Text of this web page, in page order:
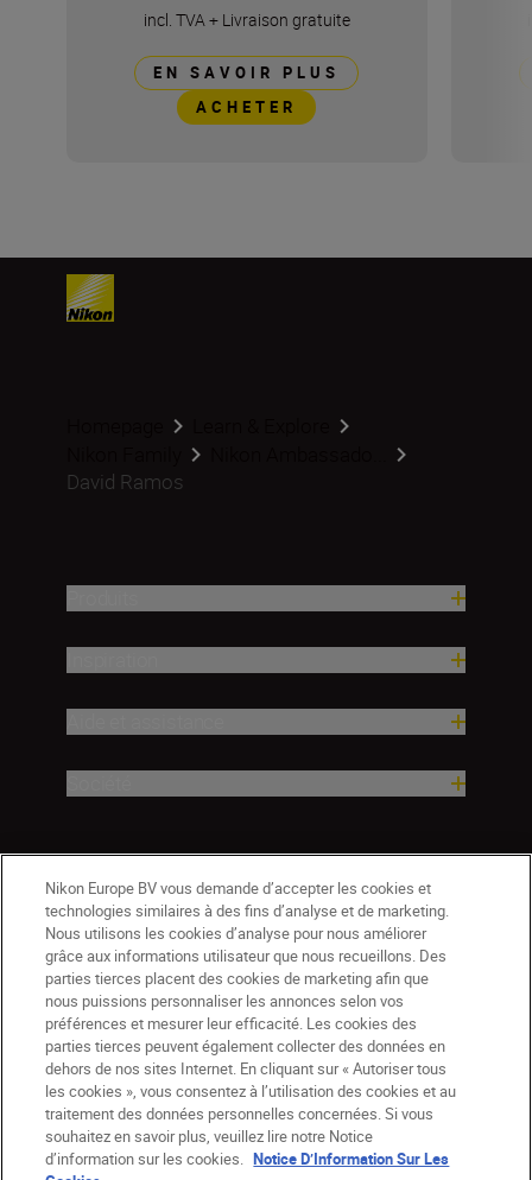
incl. TVA+ Livraison gratuite
EN SAVOIR PLUS
ACHETER
David Ramos
CH Nikon Sites
Contactez-nous
Avis de confidentialité
Conditions d’utilisation
Nikon Europe BV vous demande d’accepter les cookies et
technologies similaires à des fins d’analyse et de marketing.
Nous utilisons les cookies d’analyse pour nous améliorer
grâce aux informations utilisateur que nous recueillons. Des
parties tierces placent des cookies de marketing afin que
nous puissions personnaliser les annonces selon vos
préférences et mesurer leur efficacité. Les cookies des
parties tierces peuvent également collecter des données en
dehors de nos sites Internet. En cliquant sur « Autoriser tous
les cookies », vous consentez à l’utilisation des cookies et au
traitement des données personnelles concernées. Si vous
souhaitez en savoir plus, veuillez lire notre Notice
d’information sur les cookies. Notice D’Information Sur Les